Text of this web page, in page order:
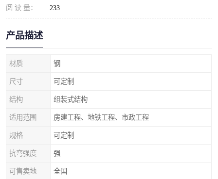
阅 读 量： 233
产品描述
材质 钢
尺寸 可定制
结构 组装式结构
适用范围 房建工程、地铁工程、市政工程
规格 可定制
抗弯强度 强
可售卖地 全国